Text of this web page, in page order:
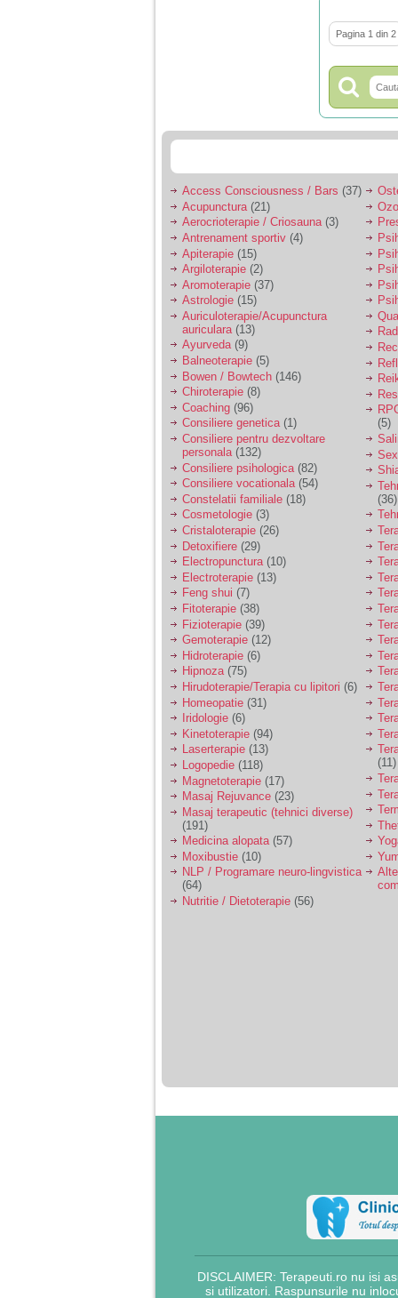
Pagina 1 din 2
Access Consciousness / Bars (37)
Acupunctura (21)
Aerocrioterapie / Criosauna(3)
Antrenament sportiv (4)
Apiterapie (15)
Argiloterapie (2)
Aromoterapie (37)
Astrologie (15)
Auriculoterapie/Acupunctura
auriculara (13)
Ayurveda(9)
Balneoterapie (5)
Bowen / Bowtech (146)
Chiroterapie (8)
Coaching (96)
Consiliere genetica(1)
Consiliere pentru dezvoltare
personala(132)
Consiliere psihologica (82)
Consiliere vocationala(54)
Constelatii familiale (18)
Cosmetologie (3)
Cristaloterapie (26)
Detoxifiere (29)
Electropunctura(10)
Electroterapie (13)
Feng shui (7)
Fitoterapie (38)
Fizioterapie (39)
Gemoterapie (12)
Hidroterapie (6)
Hipnoza(75)
Hirudoterapie/Terapia cu lipitori (6)
Homeopatie (31)
Iridologie (6)
Kinetoterapie (94)
Laserterapie (13)
Logopedie (118)
Magnetoterapie (17)
Masaj Rejuvance (23)
Masaj terapeutic (tehnici diverse)
(191)
Medicina alopata(57)
Moxibustie (10)
NLP / Programare neuro-lingvistica
(64)
Nutritie / Dietoterapie (56)
(5)
(36)
(11)
DISCLAIMER: Terapeuti.ro nu isi
si utilizatori. Raspunsurile nu